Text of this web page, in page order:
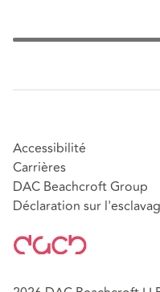
Accessibilité
Carrières
DAC Beachcroft Group
Déclaration sur